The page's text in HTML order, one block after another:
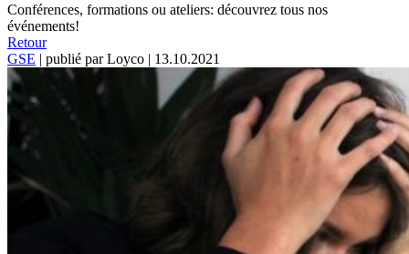
Conférences, formations ou ateliers: découvrez tous nos
événements!
Retour
GSE | publié par Loyco | 13.10.2021